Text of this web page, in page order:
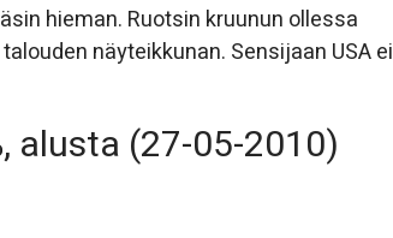
hieman. Ruotsin kruunun ollessa
näyteikkunan. Sensijaan USA ei
alusta (27-05-2010)